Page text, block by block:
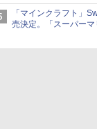
「ぽこポケ」は127万
「マインクラフト」
売決定。「スーパーマ
Switch版からのアップ